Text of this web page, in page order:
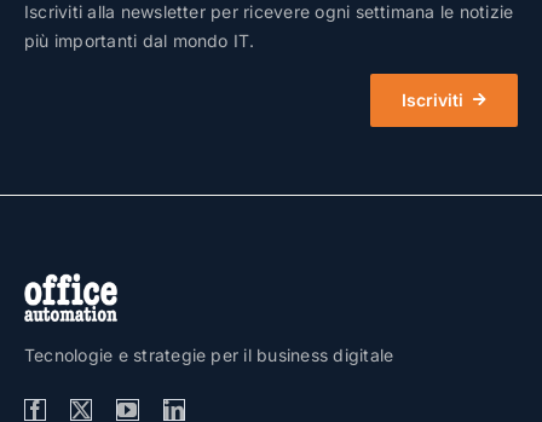
Iscriviti alla newsletter per ricevere ogni settimana le notizie
più importanti dal mondo IT.
Iscriviti
Tecnologie e strategie per il business digitale